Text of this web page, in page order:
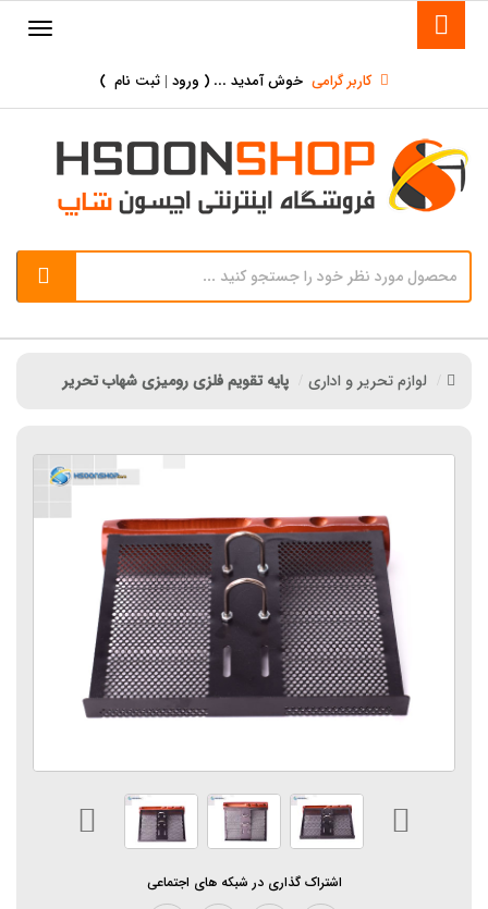
کاربر گرامی خوش آمدید ... ( ورود | ثبت نام )
لوازم تحریر و اداری پایه تقویم فلزی رومیزی شهاب تحریر
اشتراک گذاری در شبکه های اجتماعی